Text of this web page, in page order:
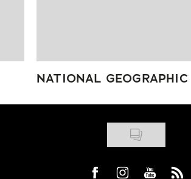
NATIONAL GEOGRAPHIC
Visit us on Facebook
Visit us onVisit us on
Visit